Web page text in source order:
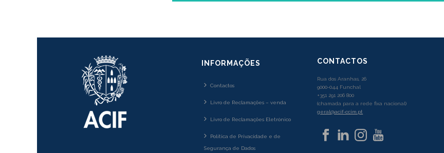
INFORMAÇÕES
Contactos
Livro de Reclamações – venda
Livro de Reclamações Eletrónico
Política de Privacidade e de
Segurança de Dados
CONTACTOS
Rua dos Aranhas, 26
9000-044 Funchal
+351 291 206 800
(chamada para a rede fixa nacional)
geral@acif-ccim.pt